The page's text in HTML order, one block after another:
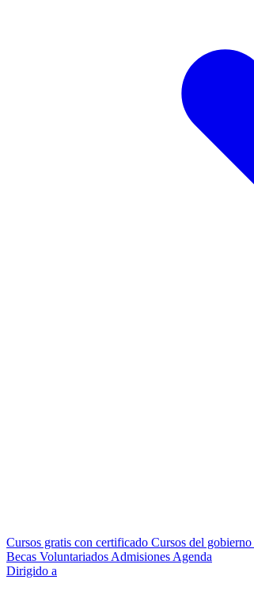
Cursos gratis con certificado Cursos del gobierno
Becas Voluntariados Admisiones Agenda
Dirigido a